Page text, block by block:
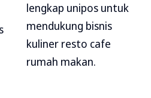
lengkap unipos untuk
mendukung bisnis
kuliner resto cafe
rumah makan.